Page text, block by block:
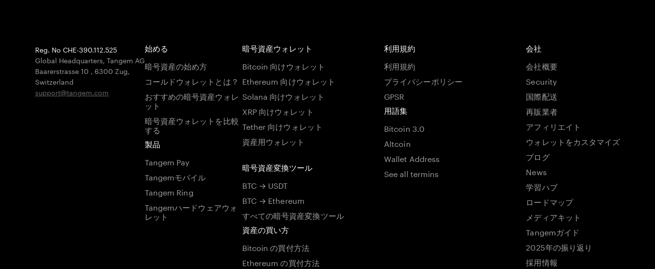
Reg. No CHE-390.112.525
Global Headquarters, Tangem AG
Baarerstrasse 10 , 6300 Zug,
Switzerland
support@tangem.com
始める
暗号資産の始め方
コールドウォレットとは？
おすすめの暗号資産ウォレ
ット
暗号資産ウォレットを比較
する
製品
Tangem Pay
Tangemモバイル
Tangem Ring
Tangemハードウェアウォ
レット
暗号資産ウォレット
Bitcoin 向けウォレット
Ethereum 向けウォレット
Solana 向けウォレット
XRP 向けウォレット
Tether 向けウォレット
資産用ウォレット
暗号資産変換ツール
BTC → USDT
BTC → Ethereum
すべての暗号資産変換ツール
資産の買い方
Bitcoin の買付方法
Ethereum の買付方法
利用規約
利用規約
プライバシーポリシー
GPSR
用語集
Bitcoin 3.0
Altcoin
Wallet Address
See all termins
会社
会社概要
Security
国際配送
再販業者
アフィリエイト
ウォレットをカスタマイズ
ブログ
News
学習ハブ
ロードマップ
メディアキット
Tangemガイド
2025年の振り返り
採用情報